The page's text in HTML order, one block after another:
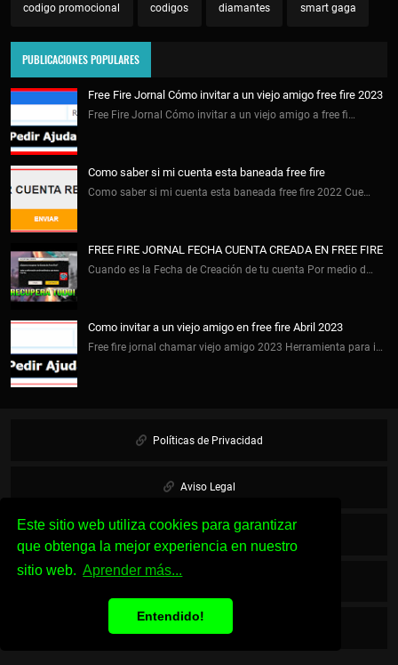
Este sitio web utiliza cookies para garantizar
que obtenga la mejor experiencia en nuestro
sitio web. Aprender más...
Entendido!
codigo promocional codigos diamantes smart gaga
PUBLICACIONES POPULARES
Free Fire Jornal Cómo invitar a un viejo amigo free fire 2023
Free Fire Jornal Cómo invitar a un viejo amigo a free fi…
Como saber si mi cuenta esta baneada free fire
Como saber si mi cuenta esta baneada free fire 2022 Cue…
FREE FIRE JORNAL FECHA CUENTA CREADA EN FREE FIRE
Cuando es la Fecha de Creación de tu cuenta Por medio d…
Como invitar a un viejo amigo en free fire Abril 2023
Free fire jornal chamar viejo amigo 2023 Herramienta para i…
Políticas de Privacidad
Aviso Legal
Cookies